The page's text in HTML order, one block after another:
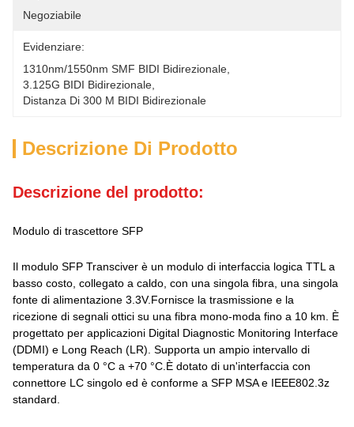
Negoziabile
Evidenziare:
1310nm/1550nm SMF BIDI Bidirezionale
3.125G BIDI Bidirezionale
Distanza Di 300 M BIDI Bidirezionale
Descrizione Di Prodotto
Descrizione del prodotto:
Modulo di trascettore SFP
Il modulo SFP Transciver è un modulo di interfaccia logica TTL a
basso costo, collegato a caldo, con una singola fibra, una singola
fonte di alimentazione 3.3V.Fornisce la trasmissione e la
ricezione di segnali ottici su una fibra mono-moda fino a 10 km. È
progettato per applicazioni Digital Diagnostic Monitoring Interface
(DDMI) e Long Reach (LR). Supporta un ampio intervallo di
temperatura da 0 °C a +70 °C.È dotato di un'interfaccia con
connettore LC singolo ed è conforme a SFP MSA e IEEE802.3z
standard.